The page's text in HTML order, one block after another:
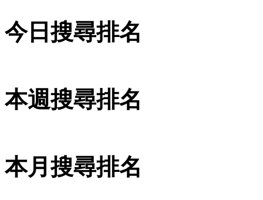
今日搜尋排名
本週搜尋排名
本月搜尋排名